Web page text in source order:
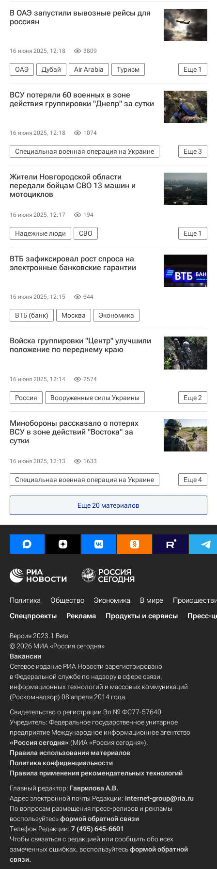
Ленинградская область
Гатчинский район
Санкт-Петербург
ПМЭФ Систэм Электрик
В ОАЭ запустили вывозные рейсы для
россиян
16 июня 2025, 12:18 3809
Еще 1
ОАЭ Дубай Air Arabia
Туризм
Новости - Туризм
ВСУ потеряли 60 военных в зоне
действия группировки "Днепр" за сутки
16 июня 2025, 12:18 1074
Еще3
Специальная военная операция на Украине
Запорожская область
Министерство обороны РФ (Минобороны РФ)
Вооруженные силы Украины
Жители Новгородской области
передали бойцам СВО 13 машин и
мотоциклов
16 июня 2025, 12:17 194
Еще 1
Надежные люди
СВО
Новгородская область
ВТБ зафиксировал рост спроса на
электронные банковские гарантии
16 июня 2025, 12:15 644
ВТБ (банк) Москва Экономика
Войска группировки "Центр" улучшили
положение по переднему краю
16 июня 2025, 12:14 2574
Еще2
Россия
Вооруженные силы Украины
Министерство обороны РФ (Минобороны РФ)
Специальная военная операция на Украине
Минобороны рассказало о потерях
ВСУ в зоне действий "Востока" за
сутки
16 июня 2025, 12:13 1633
Еще4
Специальная военная операция на Украине
Донецкая Народная Республика
Днепропетровская область
Запорожская область
Вооруженные силы Украины
Еще 20 материалов
Политика Общество Экономика В мире
Спецпроекты
Реклама Продукты и сервисы Пресс-
Версия 2023.1 Beta
© 2026 МИА «Россия сегодня»
Вакансии
Сетевое издание РИА Новости зарегистрировано
в Федеральной службе по надзору в сфере связи,
информационных технологий и массовых коммуникаций
(Роскомнадзор) 08 апреля 2014 года.
Свидетельство о регистрации Эл № ФС77-57640
Учредитель: Федеральное государственное унитарное
предприятие Международное информационное агентство
«Россия сегодня» (МИА «Россия сегодня»).
Правила использования материалов
Политика конфиденциальности
Правила применения рекомендательных технологий
Главный редактор: Гаврилова А.В.
Адрес электронной почты Редакции: internet-group@ria.ru
По вопросам размещения пресс-релизов и рекламы
воспользуйтесьформой обратной связи
Телефон Редакции: 7 (495) 645-6601
Чтобы связаться с редакцией или сообщить обо всех
замеченных ошибках, воспользуйтесьформой обратной
связи.